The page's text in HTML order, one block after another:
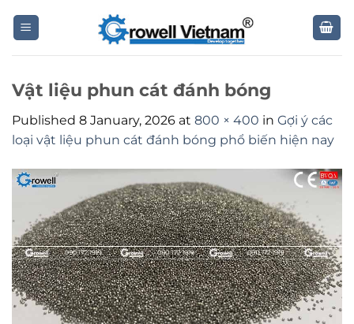
Vật liệu phun cát đánh bóng
Published 8 January, 2026 at 800 × 400 in Gợi ý các
loại vật liệu phun cát đánh bóng phổ biến hiện nay